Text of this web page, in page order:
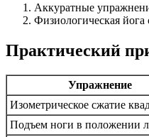
Аккуратные
Физиологическая
Практический
Упражнение
Изометрическое сжатие
Подъем ноги в положении